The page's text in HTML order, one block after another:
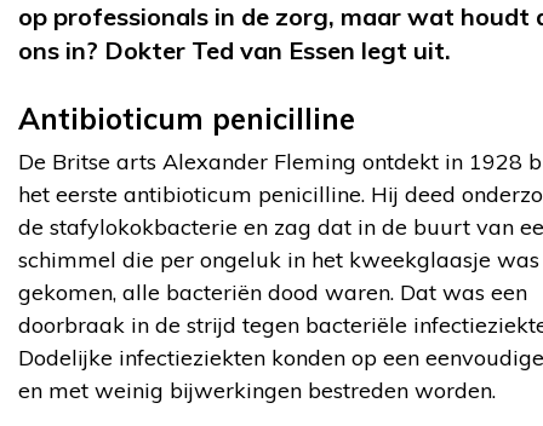
op professionals in de zorg, maar wat houdt
ons in? Dokter Ted van Essen legt uit.
Antibioticum penicilline
De Britse arts Alexander Fleming ontdekt in 1928
het eerste antibioticum penicilline. Hij deed
de stafylokokbacterie en zag dat in de buurt van
schimmel die per ongeluk in het kweekglaasje was
gekomen, alle bacteriën dood waren. Dat was een
doorbraak in de strijd tegen bacteriële
Dodelijke infectieziekten konden op een
en met weinig bijwerkingen bestreden worden.